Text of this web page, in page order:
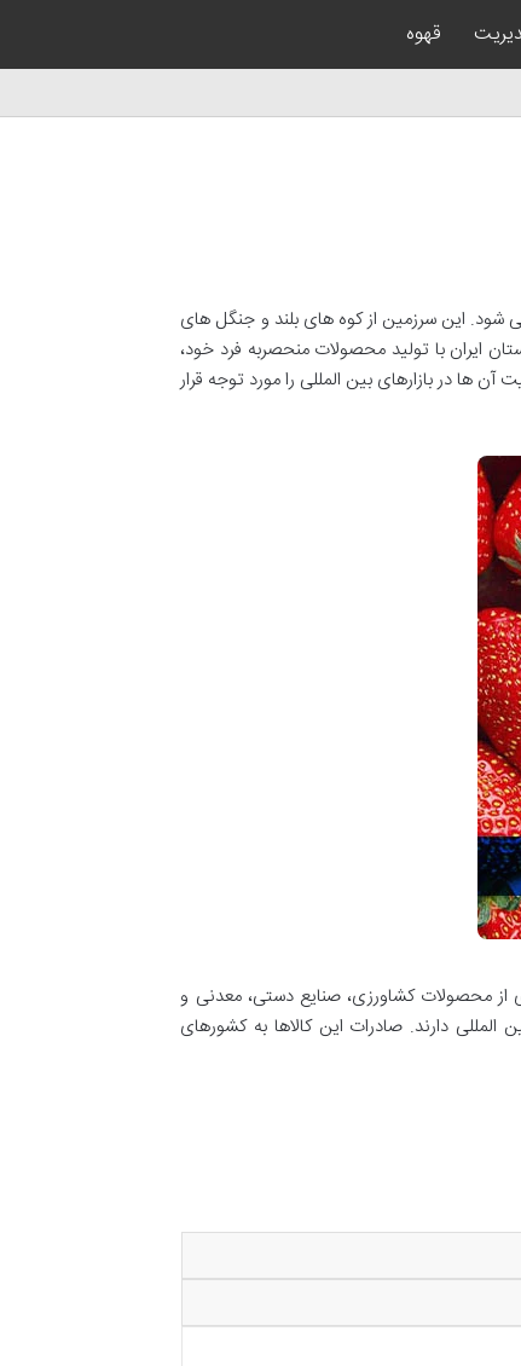
قهوه
شود. این سرزمین از کوه های بلند و جنگل های
ایران با تولید محصولات منحصربه فرد خود،
ها در بازارهای بین المللی را مورد توجه قرار
از محصولات کشاورزی، صنایع دستی، معدنی و
دارند. صادرات این کالاها به کشورهای